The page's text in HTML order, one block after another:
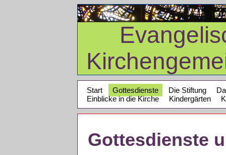
Start Gottesdienste Die Stiftung
Einblicke in die Kirche
Kindergärten
Gottesdienste